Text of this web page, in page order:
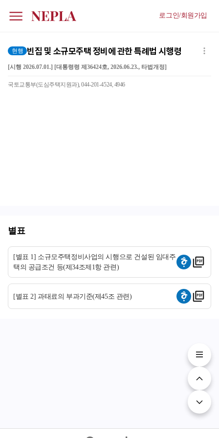
로그인/회원가입
현행 빈집 및 소규모주택 정비에 관한 특례법 시행령
[시행 2026.07.01.] [대통령령 제36424호, 2026.06.23., 타법개정]
국토교통부(도심주택지원과), 044-201-4524, 4946
별표
[별표 1] 소규모주택정비사업의 시행으로 건설된 임대주
택의 공급조건 등(제34조제1항 관련)
[별표 2] 과태료의 부과기준(제45조 관련)